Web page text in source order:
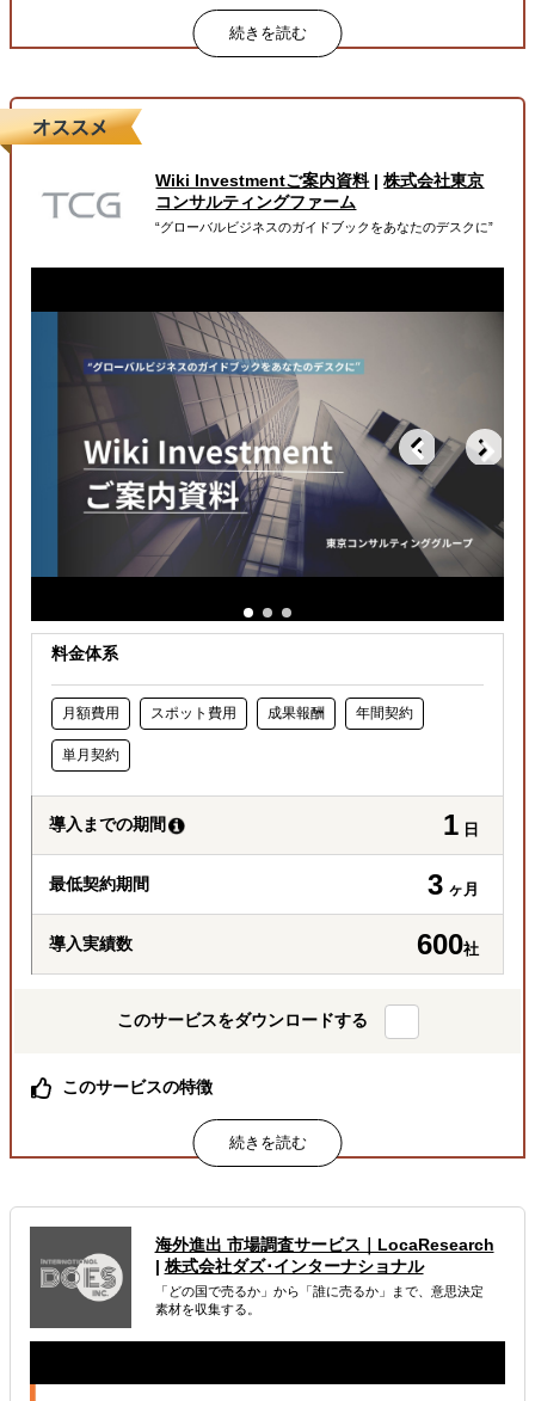
総合商社出身社をはじめ、経験豊富な専門チームが巻き取
月額定額で、商社機能を “まるごと”一括代行
属するジャンル
海外進出総合支援 販路拡大（営業代行・販売代理店探し）
輸出入・貿易・通関
どの国に進出するべきか決めたい
自社商材の現地でのニーズを知りたい
許認可や規制調査など輸出／販売の準備をしたい
Wiki Investmentご案内資料|株式会社東京
コンサルティングファーム
“グローバルビジネスのガイドブックをあなたのデスクに”
料金体系
月額費用 スポット費用 成果報酬 年間契約
単月契約
導入までの期間 1 日
最低契約期間 3 ヶ月
導入実績数 600社
このサービスをダウンロードする
このサービスの特徴
海外実務の情報が一気に収集できる！
海外税務・会計
解決できる課題
どの国に進出するべきか決めたい
自社事業に最適な進出形態を知りたい
海外進出 市場調査サービス｜LocaResearch
| 株式会社ダズ･インターナショナル
「どの国で売るか」から「誰に売るか」まで、意思決定
素材を収集する。